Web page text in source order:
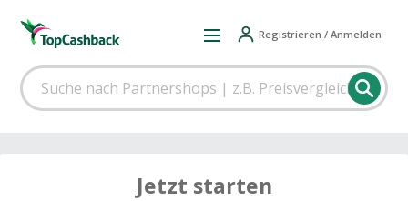
Registrieren / Anmelden
Jetzt starten